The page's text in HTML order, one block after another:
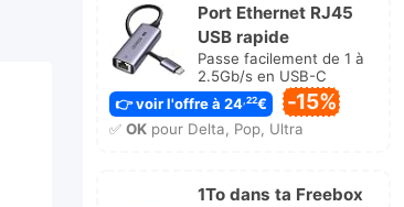
Port Ethernet RJ45
USB rapide
Passe facilement de 1 à
2.5Gb/s en USB-C
👉 voir l'offre à 24,22€ -15%
✅ OKpour Delta, Pop, Ultra
1To dans ta Freebox